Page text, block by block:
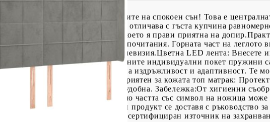
с матрак и LED, за да се насладите на спокоен сън! Това е
и луксозна материя, която се отличава с гъста купчина
се отличава с меко усещане, което я прави приятна на
на височина според вашите предпочитания. Горната част на леглото
за да четете или гледате телевизия.Цветна LED лента: Внесете
пружинен матрак: Вградените индивидуални покет пружини
осигуряват високо ниво на издръжливост и адаптивност. Те
от мятане и въртене.Благоприятен за кожата топ матрак:
материя, което я прави мека и удобна. Забележка:От хигиенни
е отстранена или отворена.Само частта със символ на ножица може
както преди.Всеки продукт се доставя с ръководство
USB конектор, но не е включен сертифициран източник на